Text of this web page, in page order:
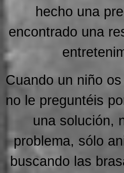
hecho una
encontrado una
Cuando un niño
no le preguntéis
una solución,
problema, sólo
buscando las